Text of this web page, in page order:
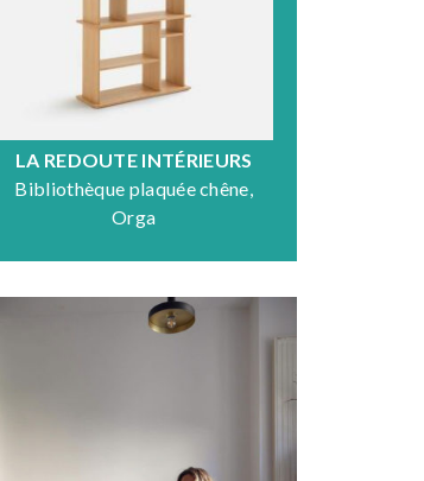
LA REDOUTE INTÉRIEURS
Bibliothèque plaquée chêne,
Orga